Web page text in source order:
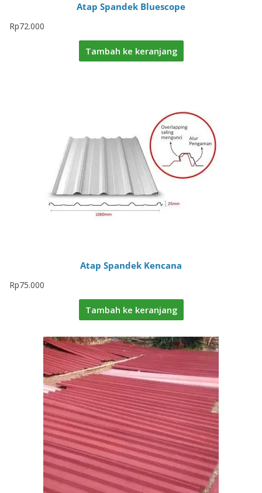
Atap Spandek Bluescope
Rp72.000
Tambah ke keranjang
Atap Spandek Kencana
Rp75.000
Tambah ke keranjang